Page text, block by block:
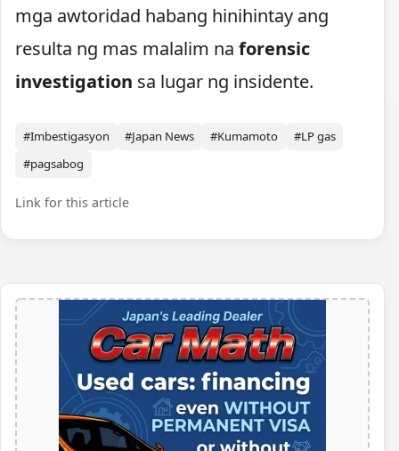
mga awtoridad habang hinihintay ang
resulta ng mas malalim na forensic
investigation sa lugar ng insidente.
#Imbestigasyon #Japan News #Kumamoto
#LP gas
#pagsabog
Link for this article